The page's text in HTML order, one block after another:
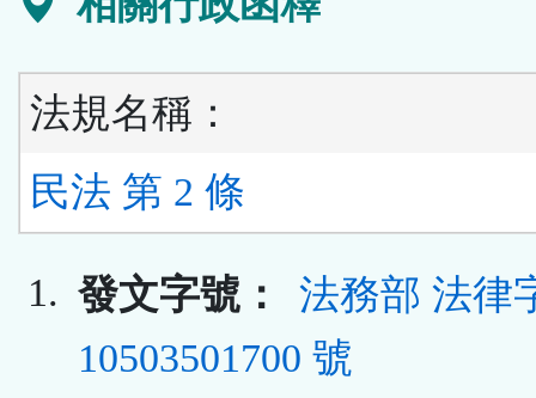
法規名稱：
民法 第 2 條
1. 發文字號：
法務部 法律
10503501700 號